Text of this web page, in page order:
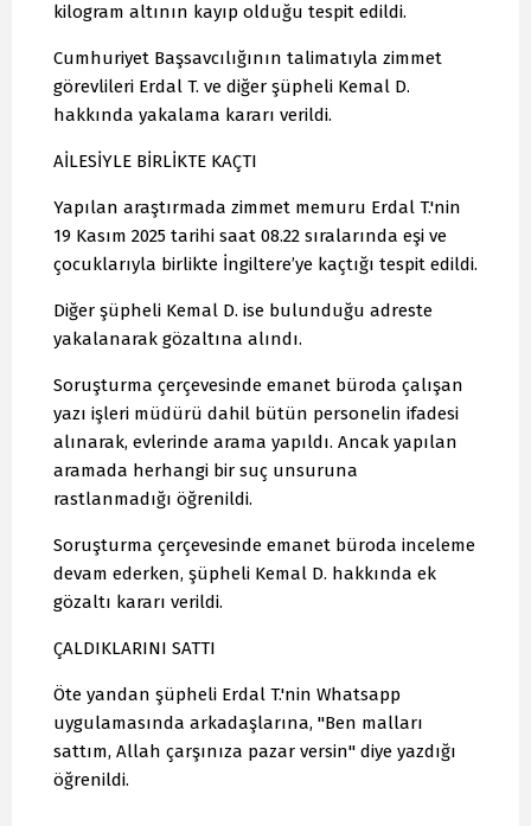
kilogram altının kayıp olduğu tespit edildi.
Cumhuriyet Başsavcılığının talimatıyla zimmet
görevlileri Erdal T. ve diğer şüpheli Kemal D.
hakkında yakalama kararı verildi.
AİLESİYLE BİRLİKTE KAÇTI
Yapılan araştırmada zimmet memuru Erdal T.'nin
19 Kasım 2025 tarihi saat 08.22 sıralarında eşi ve
çocuklarıyla birlikte İngiltere’ye kaçtığı tespit edildi.
Diğer şüpheli Kemal D. ise bulunduğu adreste
yakalanarak gözaltına alındı.
Soruşturma çerçevesinde emanet büroda çalışan
yazı işleri müdürü dahil bütün personelin ifadesi
alınarak, evlerinde arama yapıldı. Ancak yapılan
aramada herhangi bir suç unsuruna
rastlanmadığı öğrenildi.
Soruşturma çerçevesinde emanet büroda inceleme
devam ederken, şüpheli Kemal D. hakkında ek
gözaltı kararı verildi.
ÇALDIKLARINI SATTI
Öte yandan şüpheli Erdal T.'nin Whatsapp
uygulamasında arkadaşlarına, "Ben malları
sattım, Allah çarşınıza pazar versin" diye yazdığı
öğrenildi.